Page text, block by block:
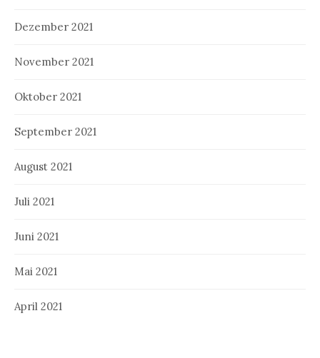
Dezember 2021
November 2021
Oktober 2021
September 2021
August 2021
Juli 2021
Juni 2021
Mai 2021
April 2021